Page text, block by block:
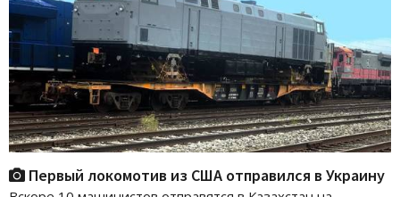
Первый локомотив из США отправился в Украину